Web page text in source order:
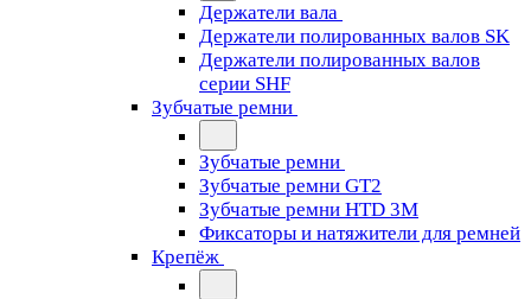
Держатели вала
Держатели полированных валов SK
Держатели полированных валов
серии SHF
Зубчатые ремни
Зубчатые ремни
Зубчатые ремни GT2
Зубчатые ремни HTD 3M
Фиксаторы и натяжители для ремней
Крепёж